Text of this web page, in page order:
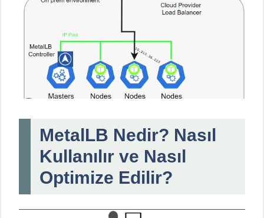
MetalLB Nedir? Nasıl
Kullanılır ve Nasıl
Optimize Edilir?